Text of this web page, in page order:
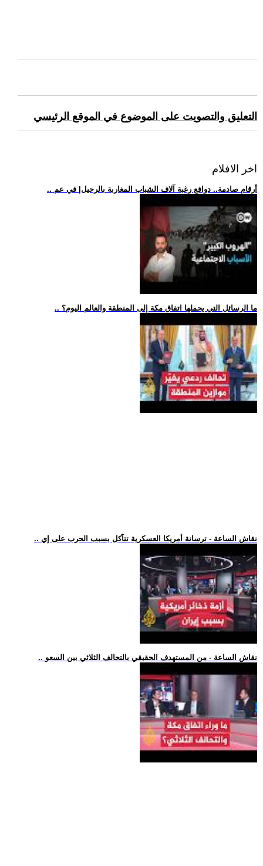
التعليق والتصويت على الموضوع في الموقع الرئيسي
اخر الافلام
.. أرقام صادمة.. دوافع رغبة آلاف الشباب المغاربة بالرحيل| في عم
.. ما الرسائل التي يحملها اتفاق مكة إلى المنطقة والعالم اليوم؟
.. نقاش الساعة - ترسانة أمريكا العسكرية تتآكل بسبب الحرب على إي
.. نقاش الساعة - من المستهدف الحقيقي بالتحالف الثلاثي بين السعو